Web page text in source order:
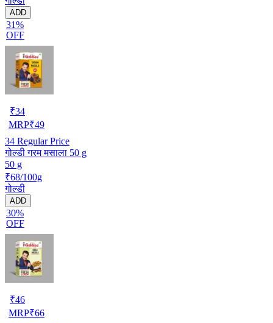
ADD
31%
OFF
₹34
MRP₹49
34 Regular Price
गोल्डी गरम मसाला 50 g
50 g
₹68/100g
गोल्डी
ADD
30%
OFF
₹46
MRP₹66